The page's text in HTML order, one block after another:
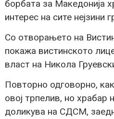
борбата за Македонија
интерес на сите нејзини
Со отворањето на
покажа вистинското
власт на Никола
Повторно одговорно,
овој трпелив, но храбар
доликува на СДСМ,